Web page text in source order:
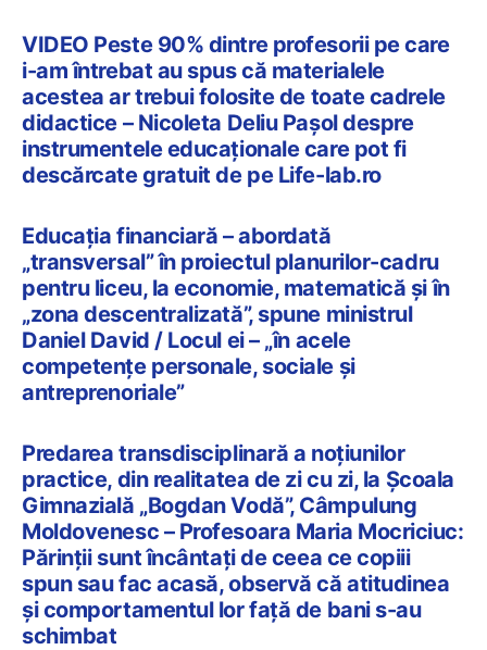
VIDEO Peste 90% dintre profesorii pe care
i-am întrebat au spus că materialele
acestea ar trebui folosite de toate cadrele
didactice – Nicoleta Deliu Pașol despre
instrumentele educaționale care pot fi
descărcate gratuit de pe Life-lab.ro
Educația financiară – abordată
„transversal” în proiectul planurilor-cadru
pentru liceu, la economie, matematică și în
„zona descentralizată”, spune ministrul
Daniel David / Locul ei – „în acele
competențe personale, sociale și
antreprenoriale”
Predarea transdisciplinară a noțiunilor
practice, din realitatea de zi cu zi, la Școala
Gimnazială „Bogdan Vodă”, Câmpulung
Moldovenesc – Profesoara Maria Mocriciuc:
Părinții sunt încântați de ceea ce copiii
spun sau fac acasă, observă că atitudinea
și comportamentul lor față de bani s-au
schimbat